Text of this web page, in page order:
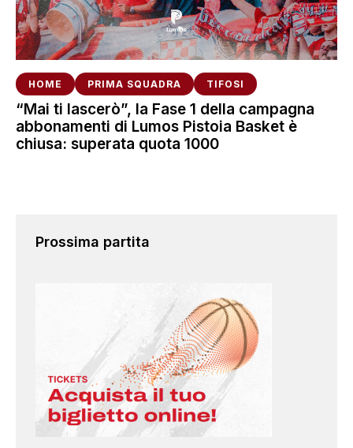
HOME PRIMA SQUADRA TIFOSI
“Mai ti lascerò”, la Fase 1 della campagna
abbonamenti di Lumos Pistoia Basket è
chiusa: superata quota 1000
Prossima partita